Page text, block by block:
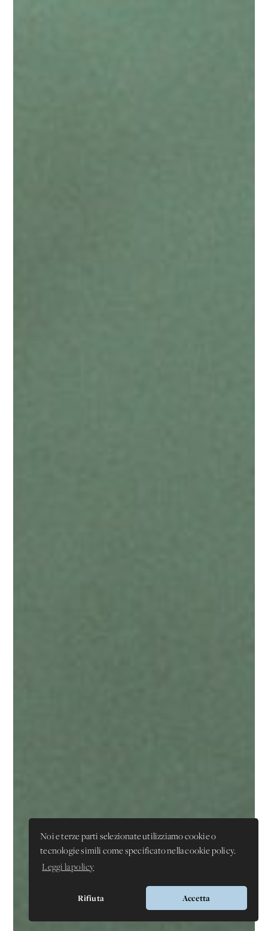
Noi e terze parti selezionate utilizziamo cookie o
tecnologie simili come specificato nella cookie policy.
Leggi la policy
Rifiuta Accetta